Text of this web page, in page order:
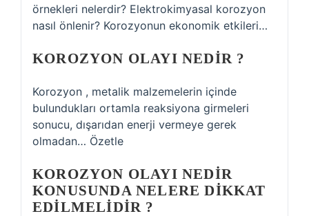
örnekleri nelerdir? Elektrokimyasal korozyon
nasıl önlenir? Korozyonun ekonomik etkileri…
KOROZYON OLAYI NEDIR ?
Korozyon , metalik malzemelerin içinde
bulundukları ortamla reaksiyona girmeleri
sonucu, dışarıdan enerji vermeye gerek
olmadan… Özetle
KOROZYON OLAYI NEDIR
KONUSUNDA NELERE DIKKAT
EDILMELIDIR ?